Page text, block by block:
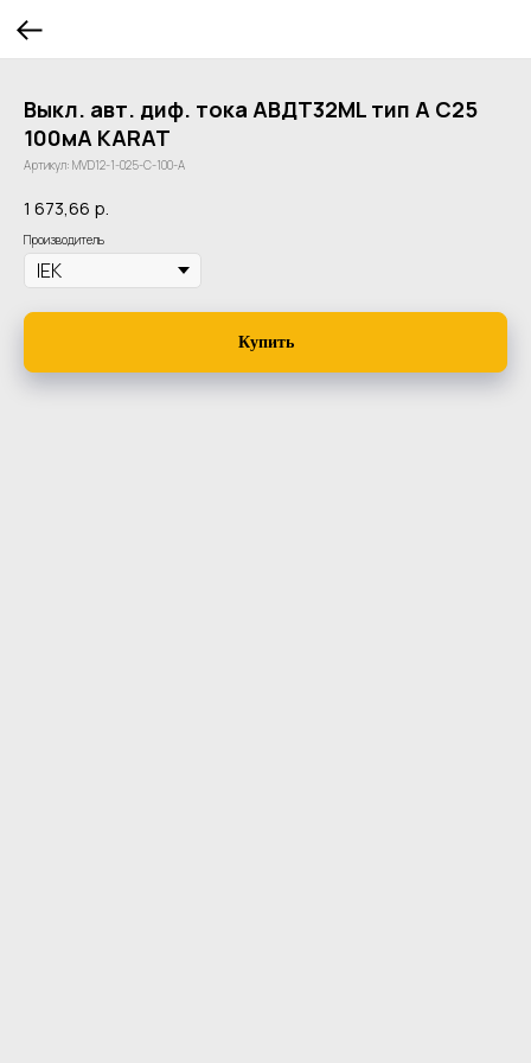
Выкл. авт. диф. тока АВДТ32ML тип A С25
100мА KARAT
Артикул: MVD12-1-025-C-100-A
1 673,66 р.
Производитель
Купить